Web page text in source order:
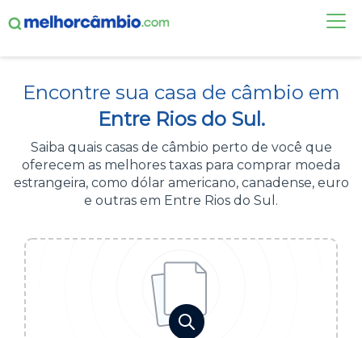
CASAS DE CÂMBIO
DÓLAR HOJE
ALERTA DE CÂMBIO
Acesse sua conta:
BROKER DE OFERTAS
Encontre sua casa de câmbio em
Entre Rios do Sul.
Saiba quais casas de câmbio perto de você que
oferecem as melhores taxas para comprar moeda
estrangeira, como dólar americano, canadense, euro
e outras em Entre Rios do Sul.